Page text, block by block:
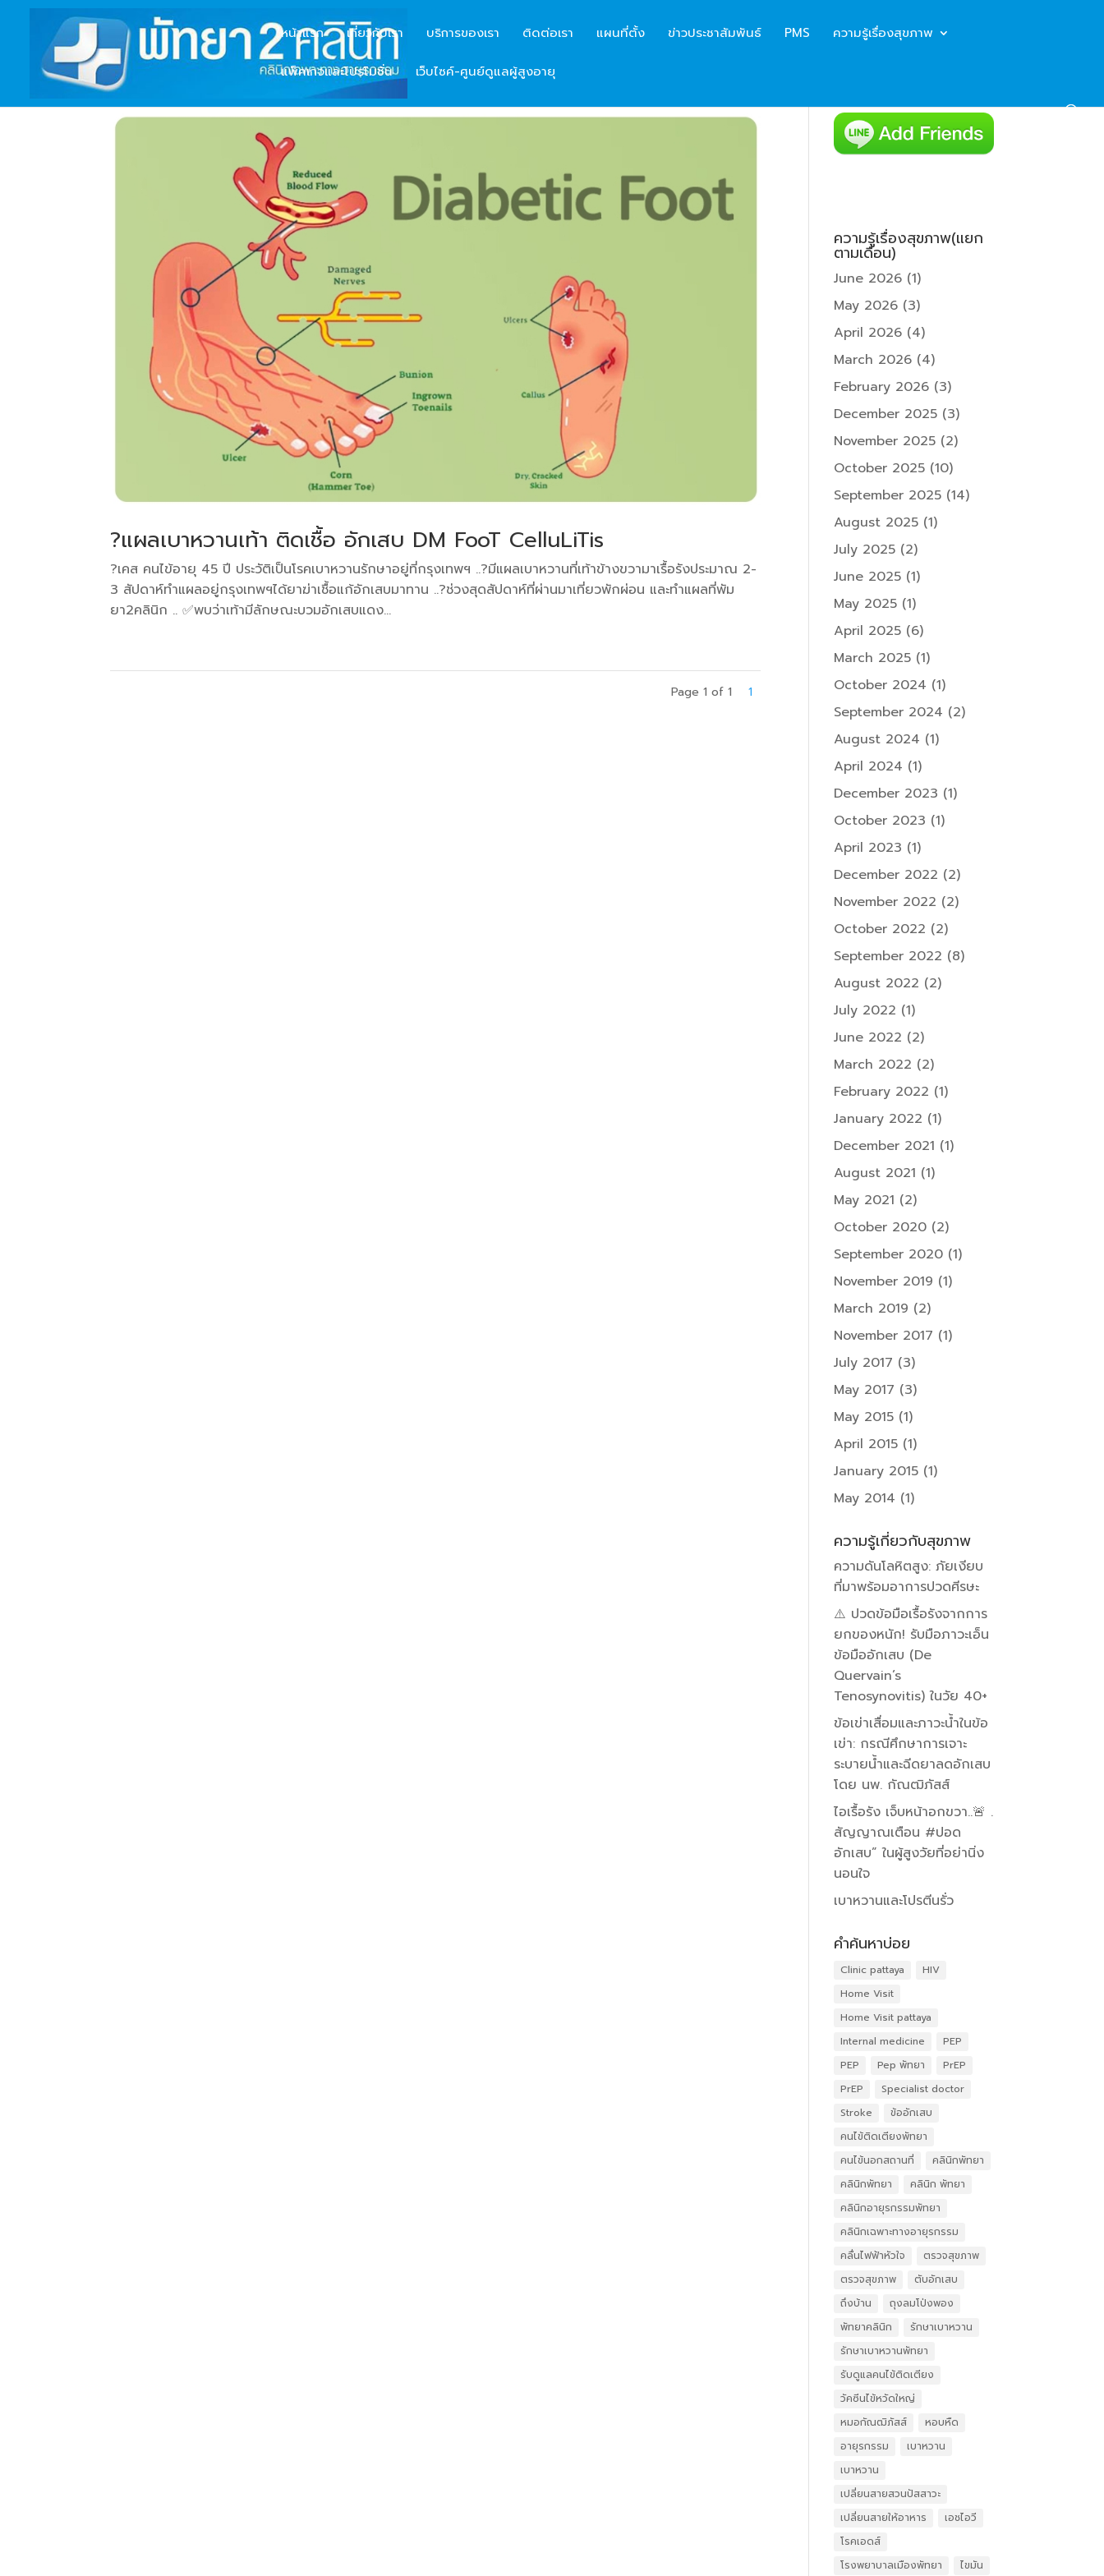
หน้าแรก เกี่ยวกับเรา บริการของเรา ติดต่อเรา แผนที่ตั้ง ข่าวประชาสัมพันธ์ PMS ความรู้เรื่องสุขภาพ
แพ็คเกจและโปรโมชั่น เว็บไซค์-ศูนย์ดูแลผู้สูงอายุ
?แผลเบาหวานเท้า ติดเชื้อ อักเสบ DM FooT CelluLiTis
?เคส คนไข้อายุ 45 ปี ประวัติเป็นโรคเบาหวานรักษาอยู่ที่กรุงเทพฯ ..?มีแผลเบาหวานที่เท้าข้างขวามาเรื้อรังประมาณ 2-
3 สัปดาห์ทำแผลอยู่กรุงเทพฯได้ยาฆ่าเชื้อแก้อักเสบมาทาน ..?ช่วงสุดสัปดาห์ที่ผ่านมาเที่ยวพักผ่อน และทำแผลที่พัม
ยา2คลินิก .. ✅️พบว่าเท้ามีลักษณะบวมอักเสบแดง...
Page 1 of 1 1
ความรู้เรื่องสุขภาพ(แยก
ตามเดือน)
June 2026 (1)
May 2026 (3)
April 2026 (4)
March 2026 (4)
February 2026 (3)
December 2025 (3)
November 2025 (2)
October 2025 (10)
September 2025 (14)
August 2025 (1)
July 2025 (2)
June 2025 (1)
May 2025 (1)
April 2025 (6)
March 2025 (1)
October 2024 (1)
September 2024 (2)
August 2024 (1)
April 2024 (1)
December 2023 (1)
October 2023 (1)
April 2023 (1)
December 2022 (2)
November 2022 (2)
October 2022 (2)
September 2022 (8)
August 2022 (2)
July 2022 (1)
June 2022 (2)
March 2022 (2)
February 2022 (1)
January 2022 (1)
December 2021 (1)
August 2021 (1)
May 2021 (2)
October 2020 (2)
September 2020 (1)
November 2019 (1)
March 2019 (2)
November 2017 (1)
July 2017 (3)
May 2017 (3)
May 2015 (1)
April 2015 (1)
January 2015 (1)
May 2014 (1)
ความรู้เกี่ยวกับสุขภาพ
ความดันโลหิตสูง: ภัยเงียบ
ที่มาพร้อมอาการปวดศีรษะ
⚠️ ปวดข้อมือเรื้อรังจากการ
ยกของหนัก! รับมือภาวะเอ็น
ข้อมืออักเสบ (De
Quervain’s
Tenosynovitis) ในวัย 40+
ข้อเข่าเสื่อมและภาวะน้ำในข้อ
เข่า: กรณีศึกษาการเจาะ
ระบายน้ำและฉีดยาลดอักเสบ
โดย นพ. กัณฒิภัสส์
ไอเรื้อรัง เจ็บหน้าอกขวา..🚨 .
สัญญาณเตือน #ปอด
อักเสบ” ในผู้สูงวัยที่อย่านิ่ง
นอนใจ
เบาหวานและโปรตีนรั่ว
คำค้นหาบ่อย
Clinic pattaya
HIV
Home Visit
Home Visit pattaya
Internal medicine
PEP
PEP
Pep พัทยา
PrEP
PrEP
Specialist doctor
Stroke
ข้ออักเสบ
คนไข้ติดเตียงพัทยา
คนไข้นอกสถานที่
คลินิกพัทยา
คลินิกพัทยา
คลินิก พัทยา
คลินิกอายุรกรรมพัทยา
คลินิกเฉพาะทางอายุรกรรม
คลื่นไฟฟ้าหัวใจ
ตรวจสุขภาพ
ตรวจสุขภาพ
ตับอักเสบ
ถึงบ้าน
ถุงลมโป่งพอง
พัทยาคลินิก
รักษาเบาหวาน
รักษาเบาหวานพัทยา
รับดูแลคนไข้ติดเตียง
วัคซีนไข้หวัดใหญ่
หมอกัณฒิภัสส์
หอบหืด
อายุรกรรม
เบาหวาน
เบาหวาน
เปลี่ยนสายสวนปัสสาวะ
เปลี่ยนสายให้อาหาร
เอชไอวี
โรคเอดส์
โรงพยาบาลเมืองพัทยา
ไขมัน